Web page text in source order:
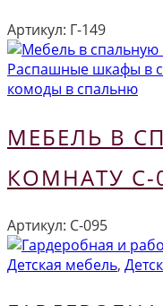
Артикул: Г-149
Распашные шкафы в
комоды в спальню
МЕБЕЛЬ В
КОМНАТУ С-
Артикул: С-095
Детская мебель,